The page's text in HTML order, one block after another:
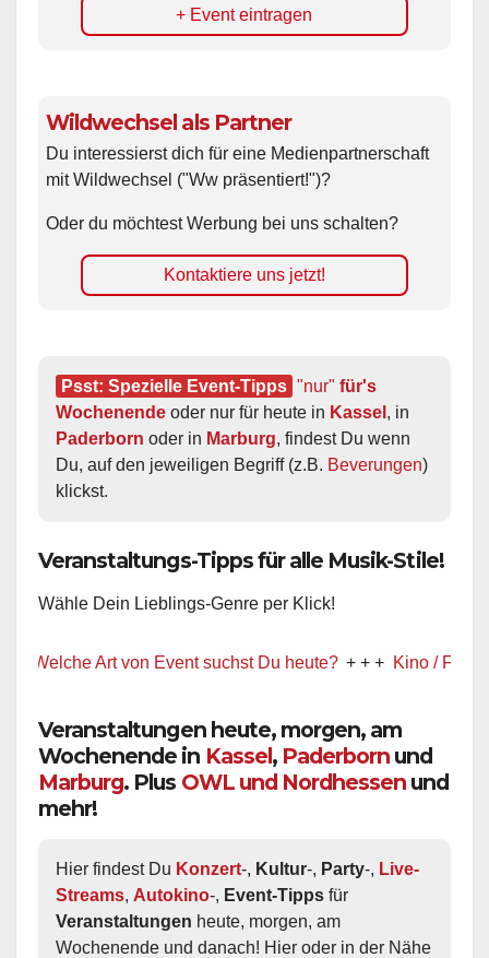
+ Event eintragen
Wildwechsel als Partner
Du interessierst dich für eine Medienpartnerschaft
mit Wildwechsel ("Ww präsentiert!")?
Oder du möchtest Werbung bei uns schalten?
Kontaktiere uns jetzt!
Psst: Spezielle Event-Tipps "nur" für's
Wochenende oder nur für heute in Kassel
Paderborn oder in Marburg, findest Du wenn
Du, auf den jeweiligen Begriff (z.B. Beverungen)
klickst.
Veranstaltungs-Tipps für alle Musik-Stile!
Wähle Dein Lieblings-Genre per Klick!
Welche Art von Event suchst Du heute? + + + Kino / Film
Veranstaltungen heute, morgen, am
Wochenende in Kassel, Paderborn und
Marburg. Plus OWL und Nordhessen und
mehr!
Hier findest Du Konzert-, Kultur-, Party-, Live-
Streams, Autokino-, Event-Tipps
Veranstaltungen heute, morgen, am
Wochenende und danach! Hier oder in der Nähe